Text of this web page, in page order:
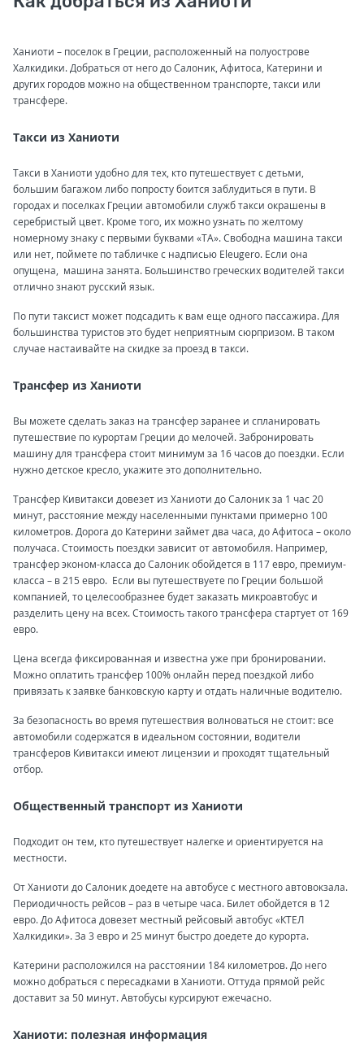
Ханиоти – поселок в Греции, расположенный на полуострове
Халкидики. Добраться от него до Салоник, Афитоса, Катерини и
других городов можно на общественном транспорте, такси или
трансфере.
Такси из Ханиоти
Такси в Ханиоти удобно для тех, кто путешествует с детьми,
большим багажом либо попросту боится заблудиться в пути. В
городах и поселках Греции автомобили служб такси окрашены в
серебристый цвет. Кроме того, их можно узнать по желтому
номерному знаку с первыми буквами «ТА». Свободна машина такси
или нет, поймете по табличке с надписью Eleugero. Если она
опущена, машина занята. Большинство греческих водителей такси
отлично знают русский язык.
По пути таксист может подсадить к вам еще одного пассажира. Для
большинства туристов это будет неприятным сюрпризом. В таком
случае настаивайте на скидке за проезд в такси.
Трансфер из Ханиоти
Вы можете сделать заказ на трансфер заранее и спланировать
путешествие по курортам Греции до мелочей. Забронировать
машину для трансфера стоит минимум за 16 часов до поездки. Если
нужно детское кресло, укажите это дополнительно.
Трансфер Кивитакси довезет из Ханиоти до Салоник за 1 час 20
минут, расстояние между населенными пунктами примерно 100
километров. Дорога до Катерини займет два часа, до Афитоса – около
получаса. Стоимость поездки зависит от автомобиля. Например,
трансфер эконом-класса до Салоник обойдется в 117 евро, премиум-
класса – в 215 евро. Если вы путешествуете по Греции большой
компанией, то целесообразнее будет заказать микроавтобус и
разделить цену на всех. Стоимость такого трансфера стартует от 169
евро.
Цена всегда фиксированная и известна уже при бронировании.
Можно оплатить трансфер 100% онлайн перед поездкой либо
привязать к заявке банковскую карту и отдать наличные водителю.
За безопасность во время путешествия волноваться не стоит: все
автомобили содержатся в идеальном состоянии, водители
трансферов Кивитакси имеют лицензии и проходят тщательный
отбор.
Общественный транспорт из Ханиоти
Подходит он тем, кто путешествует налегке и ориентируется на
местности.
От Ханиоти до Салоник доедете на автобусе с местного автовокзала.
Периодичность рейсов – раз в четыре часа. Билет обойдется в 12
евро. До Афитоса довезет местный рейсовый автобус «КТЕЛ
Халкидики». За 3 евро и 25 минут быстро доедете до курорта.
Катерини расположился на расстоянии 184 километров. До него
можно добраться с пересадками в Ханиоти. Оттуда прямой рейс
доставит за 50 минут. Автобусы курсируют ежечасно.
Ханиоти: полезная информация